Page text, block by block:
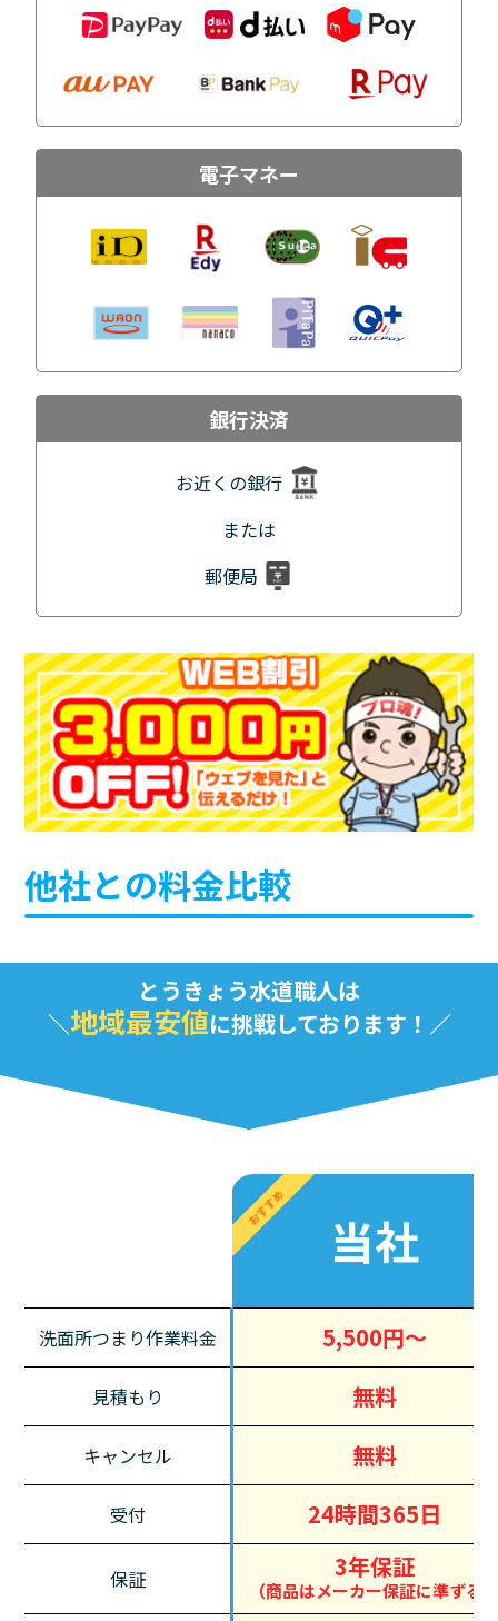
電子マネー
銀行決済
お近くの銀行
または
郵便局
他社との料金比較
とうきょう水道職人は
地域最安値に挑戦しております！
おすすめ
当社
洗面所つまり作業料金 5,500円～
見積もり 無料
キャンセル 無料
受付 24時間365日
保証 3年保証
（商品はメーカー保証に準ずる